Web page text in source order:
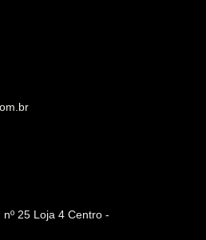
25 Loja 4 Centro -